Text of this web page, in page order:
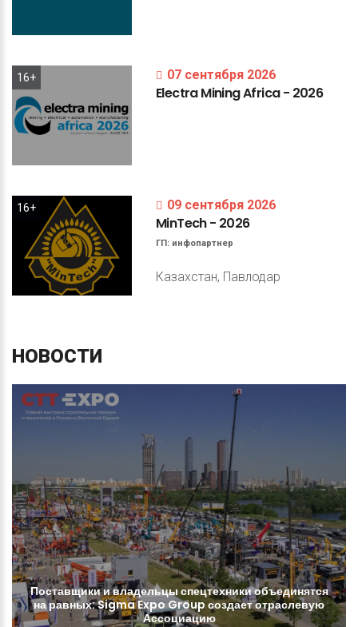
16+ 07 сентября 2026
ElectraMiningAfrica- 2026
16+ 09 сентября 2026
MinTech- 2026
ГП: инфопартнер
Казахстан, Павлодар
НОВОСТИ
Поставщикиивладельцы спецтехникиобъединятся
наравных:SigmaExpo Group создаетотраслевую
Ассоциацию